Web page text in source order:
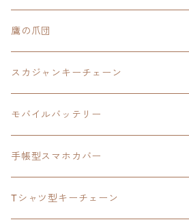
スカジャンキーチェーン
スカジャン
シャツ
イースⅧ
モバイルバッテリー
手帳型スマホカバー
東亰ザナドゥ
閃の軌跡Ⅲ
モバイルバッテリー
手帳型スマホカバー
閃の軌跡Ⅳ
手帳型スマホカバー
軌跡シリーズ
鷹の爪団
モバイルバッテリー
手帳型スマホカバー
スカジャンキーチェーン
ウルトラマンシリーズ
日本ファルコム
閃の軌跡Ⅲ
モバイルバッテリー
ウルトラマン
鷹の爪
手帳型スマホカバー
鷹の爪団
Tシャツ型キーチェーン